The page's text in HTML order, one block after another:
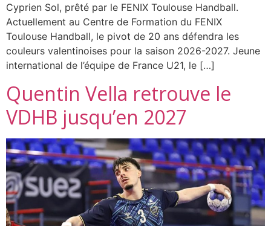
Cyprien Sol, prêté par le FENIX Toulouse Handball.
Actuellement au Centre de Formation du FENIX
Toulouse Handball, le pivot de 20 ans défendra les
couleurs valentinoises pour la saison 2026-2027. Jeune
international de l’équipe de France U21, le […]
Quentin Vella retrouve le
VDHB jusqu’en 2027